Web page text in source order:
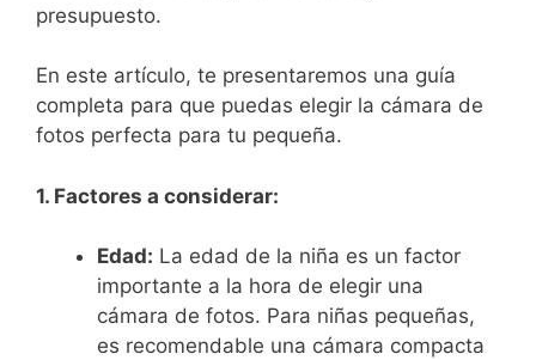
presupuesto.
En este artículo, te presentaremos una guía
completa para que puedas elegir la cámara de
fotos perfecta para tu pequeña.
1. Factores a considerar:
Edad: La edad de la niña es un factor
importante a la hora de elegir una
cámara de fotos. Para niñas pequeñas,
es recomendable una cámara compacta